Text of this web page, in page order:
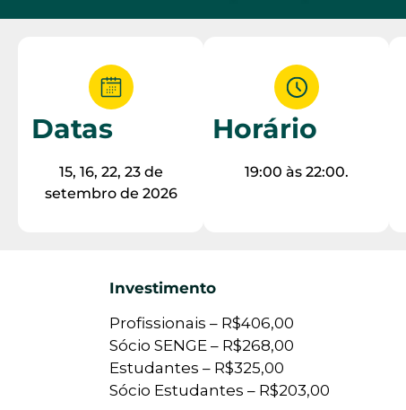
Datas
15, 16, 22, 23 de
setembro de 2026
Horário
19:00 às 22:00.
Investimento
Profissionais – R$406,00
Sócio SENGE – R$268,00
Estudantes – R$325,00
Sócio Estudantes – R$203,00